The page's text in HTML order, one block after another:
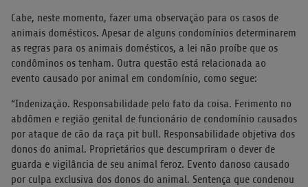
Cabe, neste momento, fazer uma observação para os casos de
animais domésticos. Apesar de alguns condomínios determinarem
as regras para os animais domésticos, a lei não proíbe que os
condôminos os tenham. Outra questão está relacionada ao
evento causado por animal em condomínio, como segue:
“Indenização. Responsabilidade pelo fato da coisa. Ferimento no
abdômen e região genital de funcionário de condomínio causados
por ataque de cão da raça pit bull. Responsabilidade objetiva dos
donos do animal. Proprietários que descumpriram o dever de
guarda e vigilância de seu animal feroz. Evento danoso causado
por culpa exclusiva dos donos do animal. Sentença que condenou